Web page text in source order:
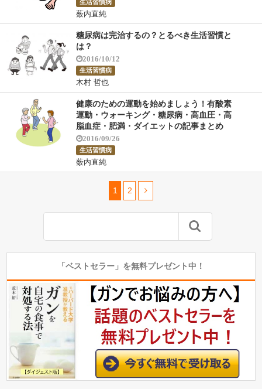
生活習慣病
薮内直純
糖尿病は完治するの？とるべき生活習慣と
は？
2016/10/12
生活習慣病
木村 哲也
健康のための運動を始めましょう！有酸素
運動・ウォーキング・糖尿病・高血圧・高
脂血症・肥満・ダイエットの記事まとめ
2016/09/26
生活習慣病
薮内直純
1 2
「ベストセラー」を無料プレゼント中！